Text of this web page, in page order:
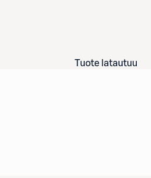
Tuote latautuu